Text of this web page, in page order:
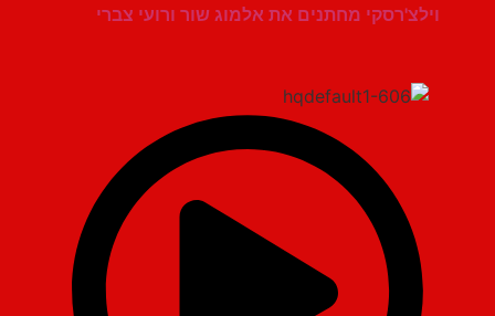
וילצ'רסקי מחתנים את אלמוג שור ורועי צברי